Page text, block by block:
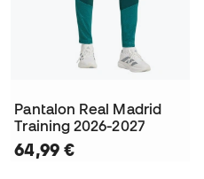
Pantalon Real Madrid
Training 2026-2027
64,99 €